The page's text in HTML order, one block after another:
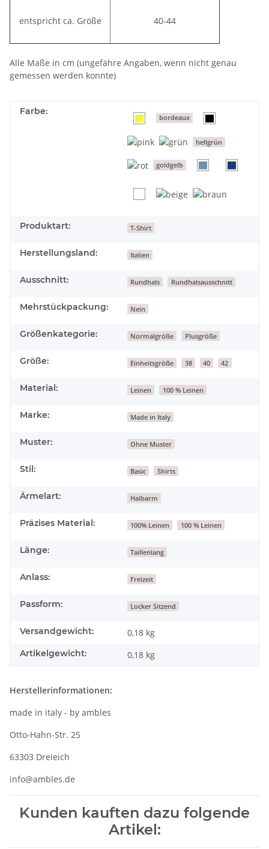
entspricht ca. Größe 40-44
Alle Maße in cm (ungefähre Angaben, wenn nicht genau
gemessen werden konnte)
Farbe:
bordeaux
hellgrün
goldgelb
Produktart: T-Shirt
Herstellungsland: Italien
Ausschnitt: Rundhals Rundhalsausschnitt
Mehrstückpackung: Nein
Größenkategorie: Normalgröße Plusgröße
Größe: Einheitsgröße 38 40 42
Material: Leinen 100 % Leinen
Marke: Made in Italy
Muster: Ohne Muster
Stil: Basic Shirts
Ärmelart: Halbarm
Präzises Material: 100% Leinen 100 % Leinen
Länge: Taillenlang
Anlass: Freizeit
Passform: Locker Sitzend
Versandgewicht: 0,18 kg
Artikelgewicht: 0,18 kg
Herstellerinformationen:
made in italy - by ambles
Otto-Hahn-Str. 25
63303 Dreieich
info@ambles.de
Kunden kauften dazu folgende
Artikel: